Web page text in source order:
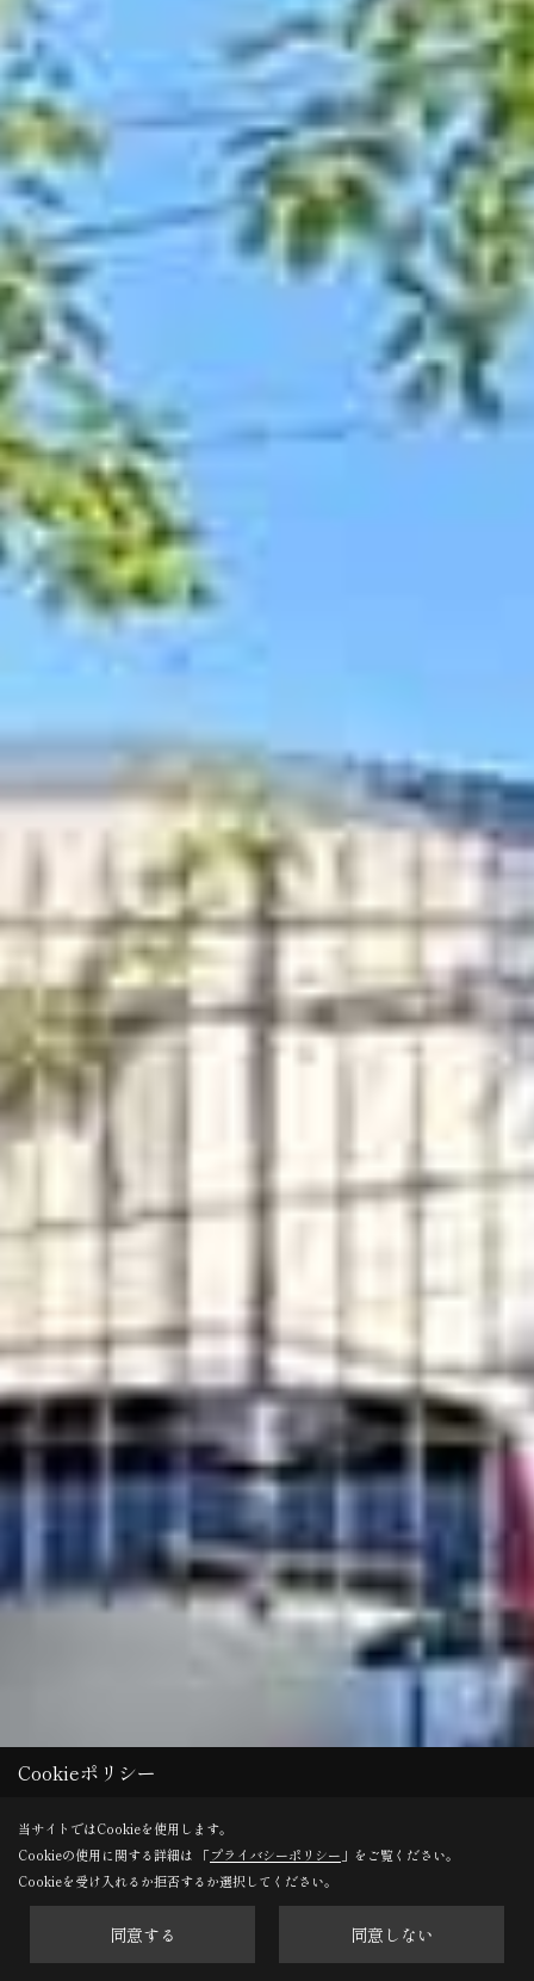
Cookieポリシー
当サイトではCookieを使用します。
Cookieの使用に関する詳細は 「プライバシーポリシー 」をご覧ください。
Cookieを受け入れるか拒否するか選択してください。
同意する 同意しない